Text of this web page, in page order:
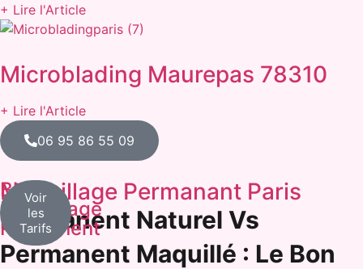
+ Lire l'Article
Microblading Maurepas 78310
+ Lire l'Article
06 95 86 55 09
Blog
Maquillage
Permanent
Voir
les
Tarifs
Maquillage Permanant Paris
Permanent Naturel Vs
Permanent Maquillé : Le Bon